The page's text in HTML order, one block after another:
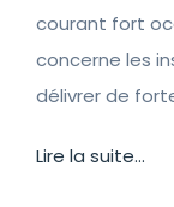
courant fort
concerne les
délivrer de
Lire la suite...